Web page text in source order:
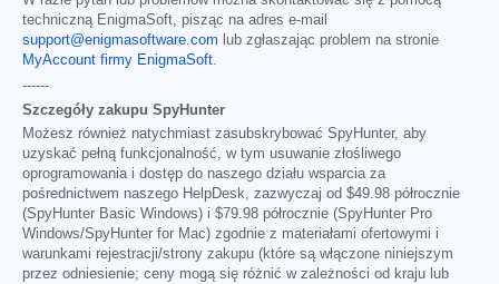
techniczną EnigmaSoft, pisząc na adres e-mail
support@enigmasoftware.com lub zgłaszając problem na stronie
MyAccount firmy EnigmaSoft.
------
Szczegóły zakupu SpyHunter
Możesz również natychmiast zasubskrybować SpyHunter, aby
uzyskać pełną funkcjonalność, w tym usuwanie złośliwego
oprogramowania i dostęp do naszego działu wsparcia za
pośrednictwem naszego HelpDesk, zazwyczaj od $49.98 półrocznie
(SpyHunter Basic Windows) i $79.98 półrocznie (SpyHunter Pro
Windows/SpyHunter for Mac) zgodnie z materiałami ofertowymi i
warunkami rejestracji/strony zakupu (które są włączone niniejszym
przez odniesienie; ceny mogą się różnić w zależności od kraju lub